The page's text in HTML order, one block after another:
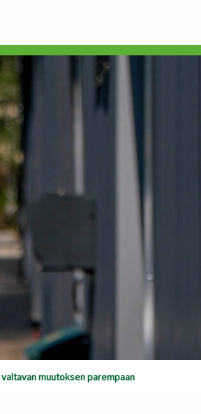
muutoksen parempaan